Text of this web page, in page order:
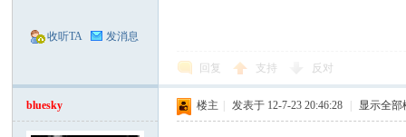
收听TA 发消息
回复 支持 反对
bluesky 楼主 发表于 12-7-23 20:46:28 显示全部